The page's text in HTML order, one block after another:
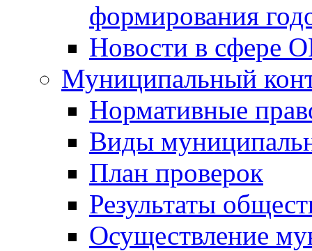
формирования
Новости в сфере
Муниципальный
Нормативные
Виды
План проверок
Результаты
Осуществление